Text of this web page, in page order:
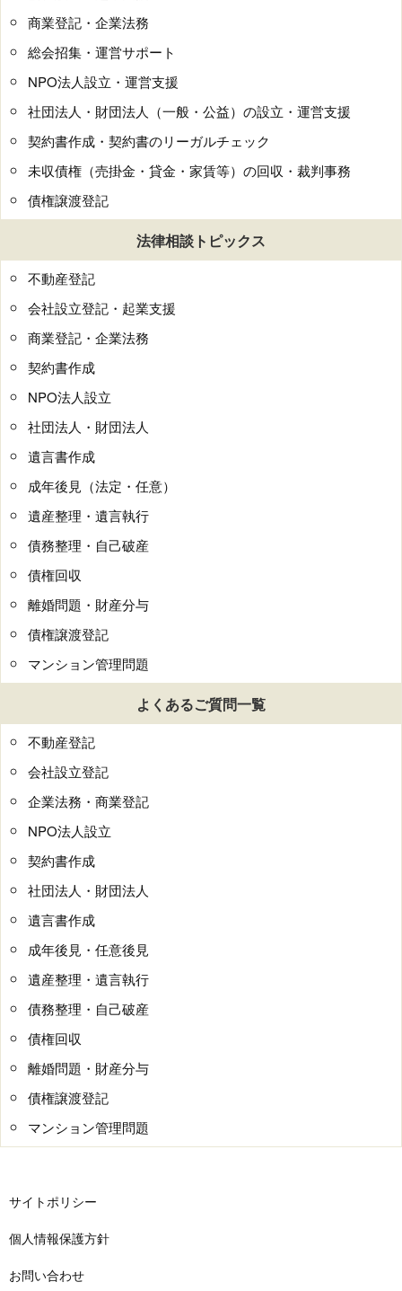
商業登記・企業法務
総会招集・運営サポート
NPO法人設立・運営支援
社団法人・財団法人（一般・公益）の設立・運営支援
契約書作成・契約書のリーガルチェック
未収債権（売掛金・貸金・家賃等）の回収・裁判事務
債権譲渡登記
法律相談トピックス
不動産登記
会社設立登記・起業支援
商業登記・企業法務
契約書作成
NPO法人設立
社団法人・財団法人
遺言書作成
成年後見（法定・任意）
遺産整理・遺言執行
債務整理・自己破産
債権回収
離婚問題・財産分与
債権譲渡登記
マンション管理問題
よくあるご質問一覧
不動産登記
会社設立登記
企業法務・商業登記
NPO法人設立
契約書作成
社団法人・財団法人
遺言書作成
成年後見・任意後見
遺産整理・遺言執行
債務整理・自己破産
債権回収
離婚問題・財産分与
債権譲渡登記
マンション管理問題
サイトポリシー
個人情報保護方針
お問い合わせ